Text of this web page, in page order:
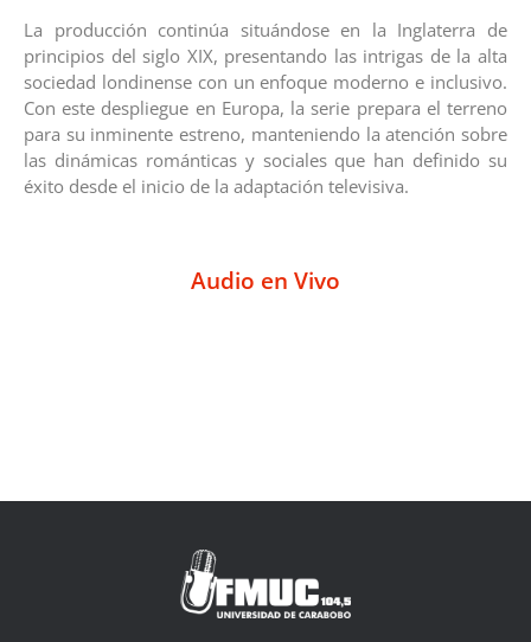
La producción continúa situándose en la Inglaterra de
principios del siglo XIX, presentando las intrigas de la alta
sociedad londinense con un enfoque moderno e inclusivo.
Con este despliegue en Europa, la serie prepara el terreno
para su inminente estreno, manteniendo la atención sobre
las dinámicas románticas y sociales que han definido su
éxito desde el inicio de la adaptación televisiva.
Audio en Vivo